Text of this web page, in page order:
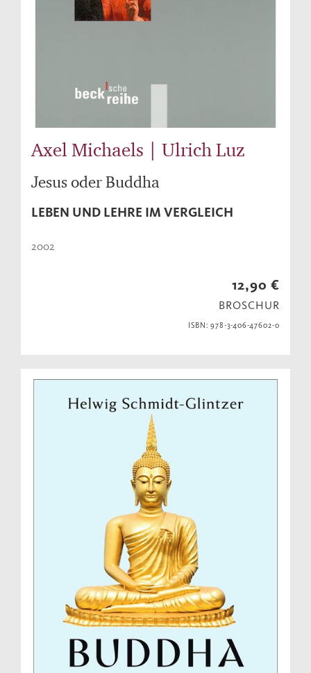
Axel Michaels | Ulrich Luz
Jesus oder Buddha
LEBEN UND LEHRE IM VERGLEICH
2002
12,90 €
BROSCHUR
ISBN: 978-3-406-47602-0